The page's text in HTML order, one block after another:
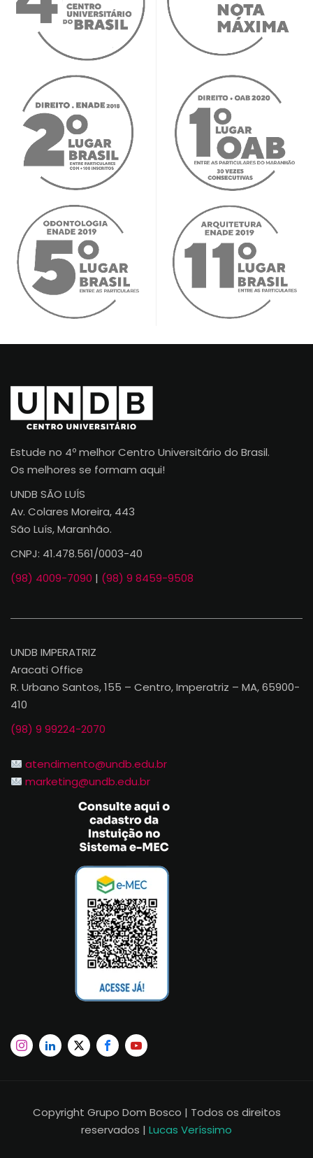
Estude no 4º melhor Centro Universitário do Brasil.
Os melhores se formam aqui!
UNDB SÃO LUÍS
Av. Colares Moreira, 443
São Luís, Maranhão.
CNPJ: 41.478.561/0003-40
(98) 4009-7090 | (98) 9 8459-9508
UNDB IMPERATRIZ
Aracati Office
R. Urbano Santos, 155 – Centro, Imperatriz – MA, 65900-
410
(98) 9 99224-2070
atendimento@undb.edu.br
marketing@undb.edu.br
Copyright Grupo Dom Bosco | Todos os direitos
reservados | Lucas Veríssimo